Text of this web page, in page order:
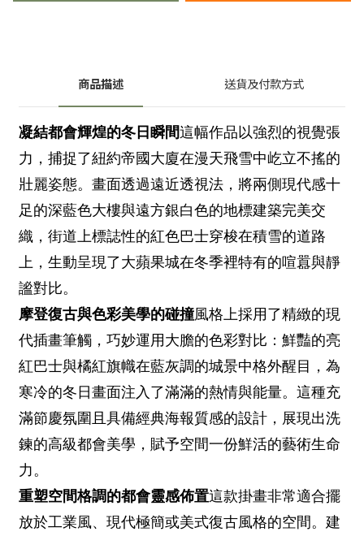
商品描述 送貨及付款方式
凝結都會輝煌的冬日瞬間這幅作品以強烈的視覺張
力，捕捉了紐約帝國大廈在漫天飛雪中屹立不搖的
壯麗姿態。畫面透過遠近透視法，將兩側現代感十
足的深藍色大樓與遠方銀白色的地標建築完美交
織，街道上標誌性的紅色巴士穿梭在積雪的道路
上，生動呈現了大蘋果城在冬季裡特有的喧囂與靜
謐對比。
摩登復古與色彩美學的碰撞風格上採用了精緻的現
代插畫筆觸，巧妙運用大膽的色彩對比：鮮豔的亮
紅巴士與橘紅旗幟在藍灰調的城景中格外醒目，為
寒冷的冬日畫面注入了滿滿的熱情與能量。這種充
滿節慶氛圍且具備經典海報質感的設計，展現出洗
鍊的高級都會美學，賦予空間一份鮮活的藝術生命
力。
重塑空間格調的都會靈感佈置這款掛畫非常適合擺
放於工業風、現代極簡或美式復古風格的空間。建